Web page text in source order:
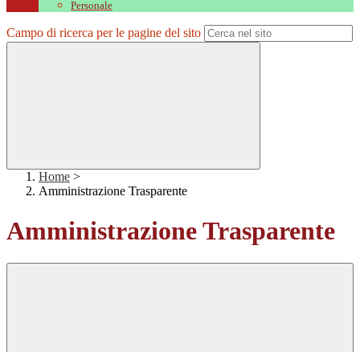
Personale
Campo di ricerca per le pagine del sito
Home >
Amministrazione Trasparente
Amministrazione Trasparente